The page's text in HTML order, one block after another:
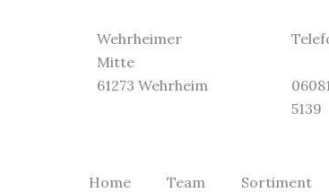
Wehrheimer
Mitte
61273 Wehrheim
5139
Home Team Sortiment